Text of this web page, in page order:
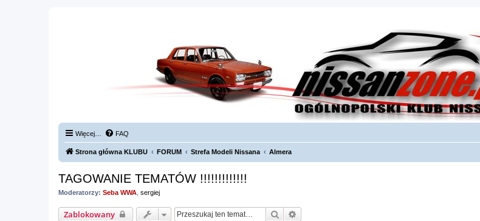
Więcej… FAQ
Strona główna KLUBU FORUM Strefa Modeli Nissana Almera
TAGOWANIE TEMATÓW !!!!!!!!!!!!!
Moderatorzy: Seba WWA sergiej
Zablokowany Szukaj